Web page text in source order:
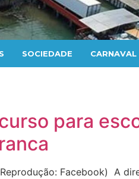
SOCIEDADE CARNAVAL
para
Facebook) A